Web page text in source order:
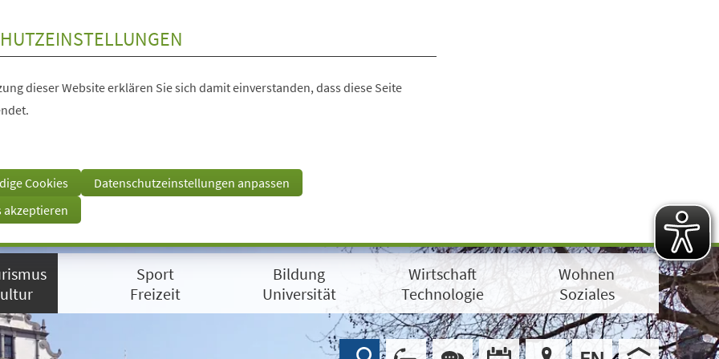
dieser Website erklären Sie sich damit einverstanden, dass diese Seite
Cookies
Datenschutzeinstellungen anpassen
akzeptieren
Sport
Freizeit
Bildung
Universität
Wirtschaft
Technologie
Wohnen
Soziales